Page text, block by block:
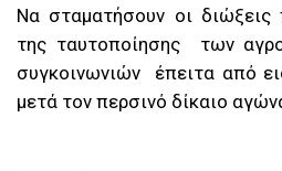
Να σταματήσουν οι διώξεις
της ταυτοποίησης των
συγκοινωνιών έπειτα από
μετά τον περσινό δίκαιο